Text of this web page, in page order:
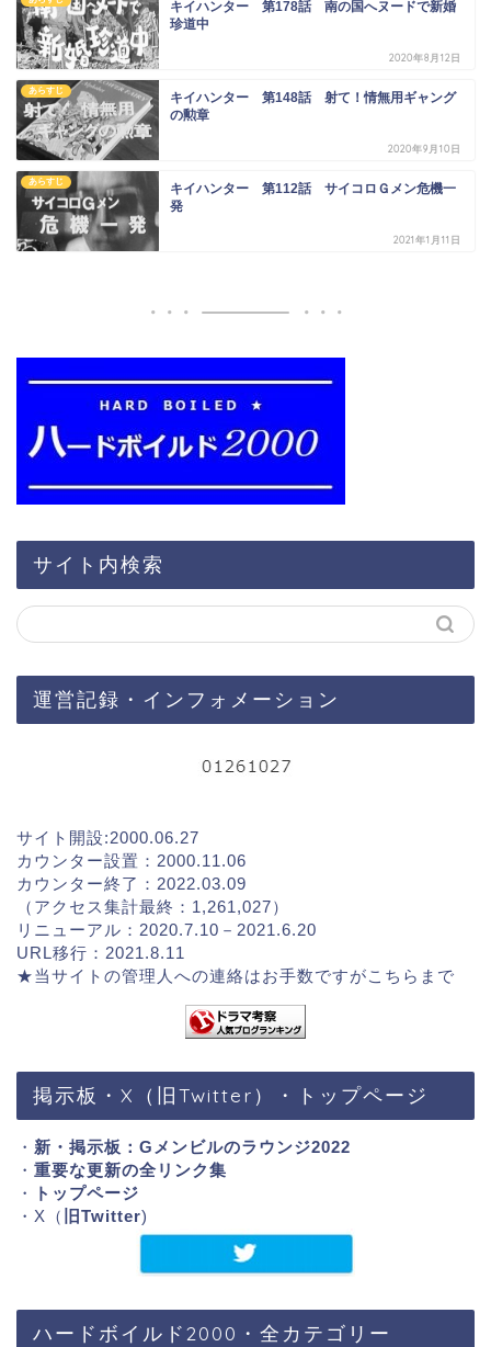
キイハンター 第178話 南の国へヌードで新婚
珍道中
2020年8月12日
あらすじ
キイハンター 第148話 射て！情無用ギャング
の勲章
2020年9月10日
あらすじ
キイハンター 第112話 サイコロＧメン危機一
発
2021年1月11日
サイト内検索
運営記録・インフォメーション
サイト開設:2000.06.27
カウンター設置：2000.11.06
カウンター終了：2022.03.09
（アクセス集計最終：1,261,027）
リニューアル：2020.7.10－2021.6.20
URL移行：2021.8.11
★当サイトの管理人への連絡はお手数ですがこちらまで
掲示板・X（旧Twitter）・トップページ
・ 新・掲示板：Gメンビルのラウンジ2022
・ 重要な更新の全リンク集
・
トップページ
・X（ 旧Twitter)
ハードボイルド2000・全カテゴリー